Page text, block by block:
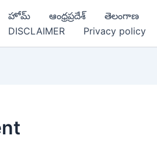
హోమ్ ఆంధ్రప్రదేశ్ తెలంగాణ
DISCLAIMER
Privacy policy